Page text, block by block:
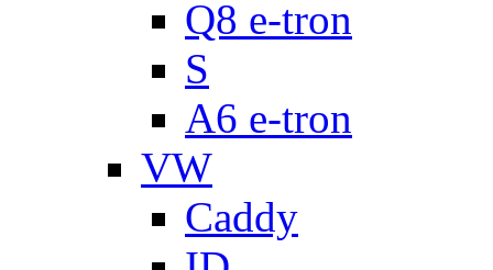
Q8 e-tron
S
A6 e-tron
VW
Caddy